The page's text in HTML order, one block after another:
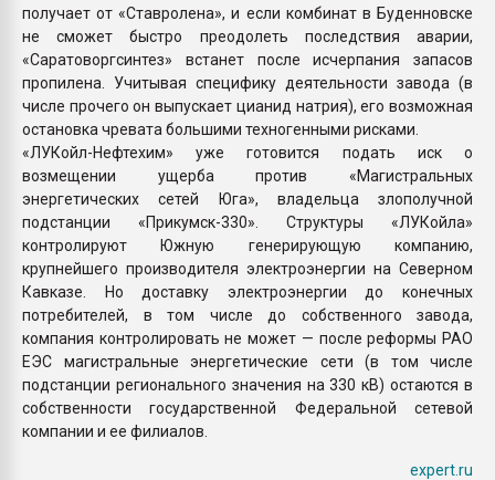
получает от «Ставролена», и если комбинат в Буденновске
не сможет быстро преодолеть последствия аварии,
«Саратоворгсинтез» встанет после исчерпания запасов
пропилена. Учитывая специфику деятельности завода (в
числе прочего он выпускает цианид натрия), его возможная
остановка чревата большими техногенными рисками.
«ЛУКойл-Нефтехим» уже готовится подать иск о
возмещении ущерба против «Магистральных
энергетических сетей Юга», владельца злополучной
подстанции «Прикумск-330». Структуры «ЛУКойла»
контролируют Южную генерирующую компанию,
крупнейшего производителя электроэнергии на Северном
Кавказе. Но доставку электроэнергии до конечных
потребителей, в том числе до собственного завода,
компания контролировать не может — после реформы РАО
ЕЭС магистральные энергетические сети (в том числе
подстанции регионального значения на 330 кВ) остаются в
собственности государственной Федеральной сетевой
компании и ее филиалов.
expert.ru